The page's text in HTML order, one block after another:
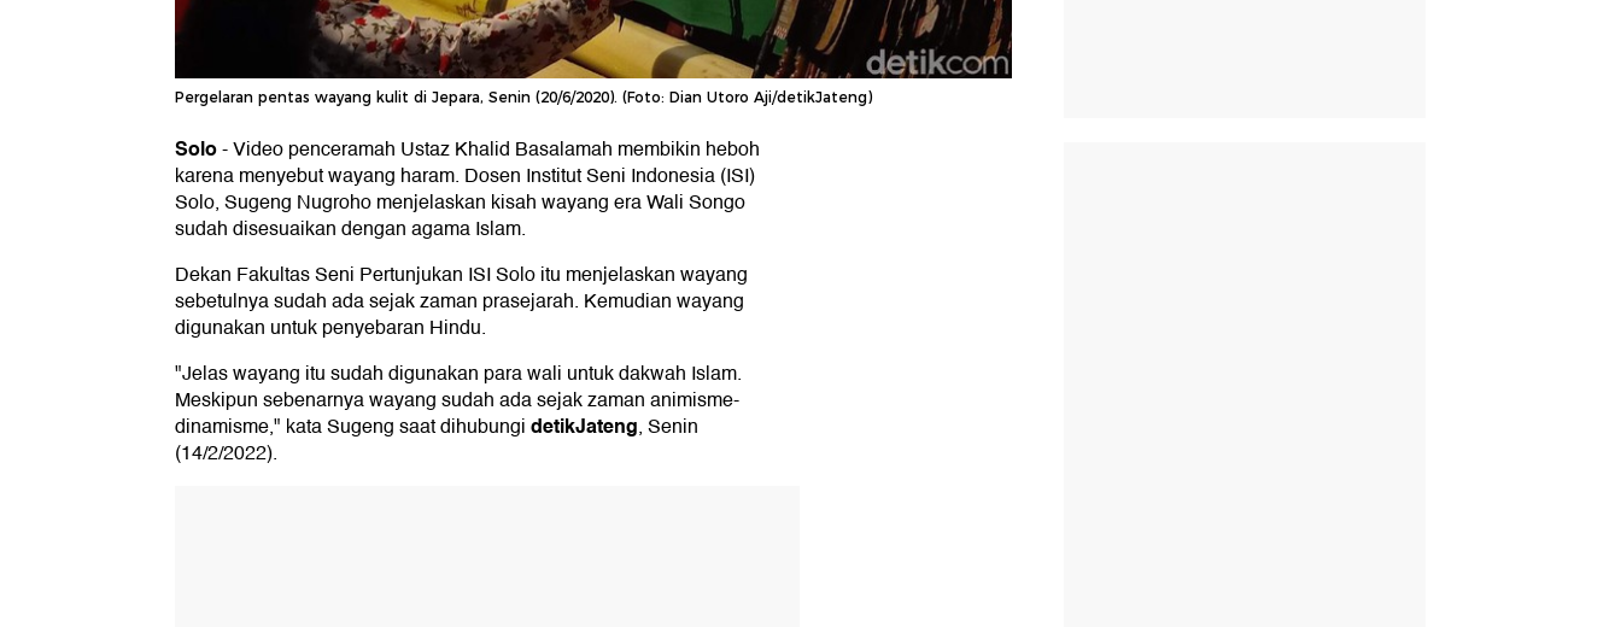
Pergelaran pentas wayang kulit di Jepara, Senin (20/6/2020). (Foto: Dian Utoro Aji/detikJateng)
Solo-Video penceramah Ustaz Khalid Basalamah membikin heboh
karena menyebut wayang haram. Dosen Institut Seni Indonesia (ISI)
Solo, Sugeng Nugroho menjelaskan kisah wayang era Wali Songo
sudah disesuaikan dengan agama Islam.
Dekan Fakultas Seni Pertunjukan ISI Solo itu menjelaskan wayang
sebetulnya sudah ada sejak zaman prasejarah. Kemudian wayang
digunakan untuk penyebaran Hindu.
"Jelas wayang itu sudah digunakan para wali untuk dakwah Islam.
Meskipun sebenarnya wayang sudah ada sejak zaman animisme-
dinamisme," kata Sugeng saat dihubungidetikJateng, Senin
(14/2/2022).